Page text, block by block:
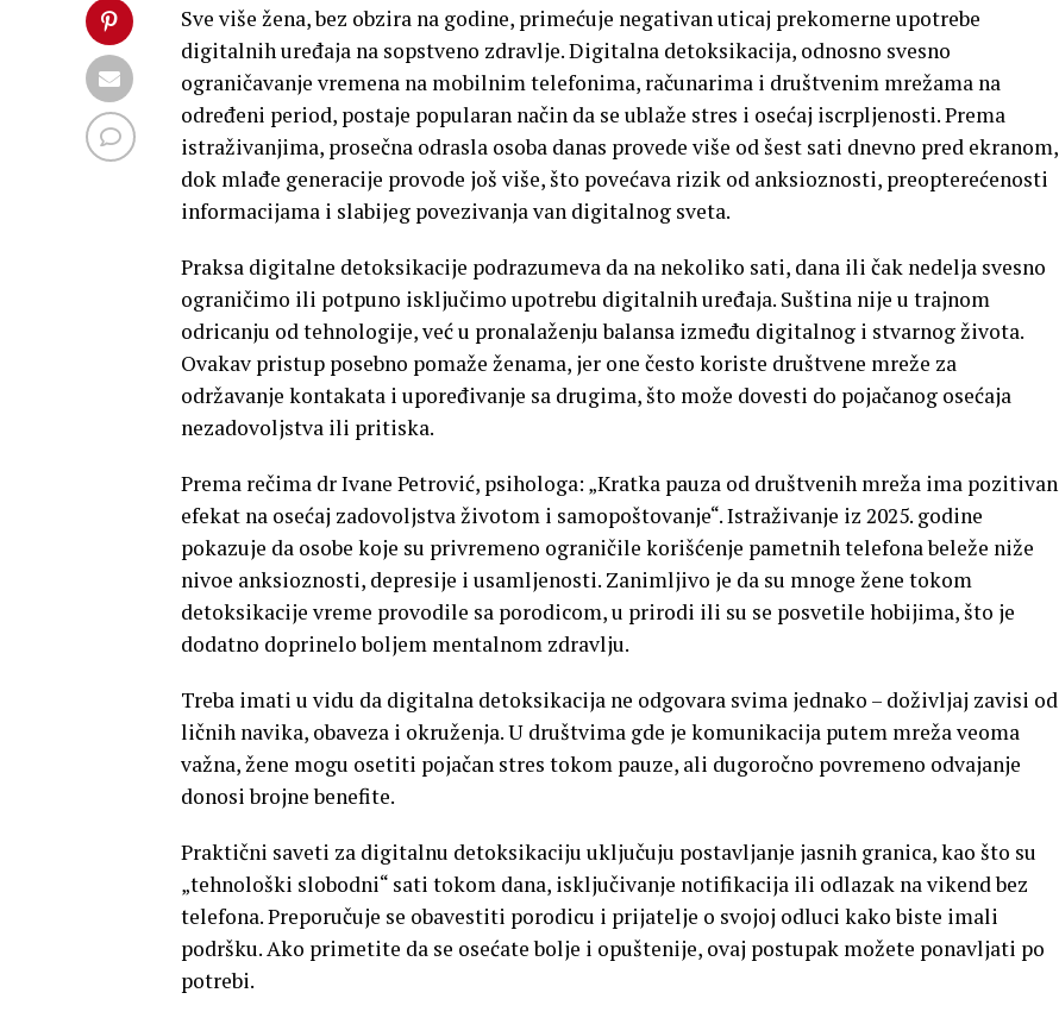
Sve više žena, bez obzira na godine, primećuje negativan uticaj prekomerne upotrebe
digitalnih uređaja na sopstveno zdravlje. Digitalna detoksikacija, odnosno svesno
ograničavanje vremena na mobilnim telefonima, računarima i društvenim mrežama na
određeni period, postaje popularan način da se ublaže stres i osećaj iscrpljenosti. Prema
istraživanjima, prosečna odrasla osoba danas provede više od šest sati dnevno pred ekranom,
dok mlađe generacije provode još više, što povećava rizik od anksioznosti, preopterećenosti
informacijama i slabijeg povezivanja van digitalnog sveta.
Praksa digitalne detoksikacije podrazumeva da na nekoliko sati, dana ili čak nedelja svesno
ograničimo ili potpuno isključimo upotrebu digitalnih uređaja. Suština nije u trajnom
odricanju od tehnologije, već u pronalaženju balansa između digitalnog i stvarnog života.
Ovakav pristup posebno pomaže ženama, jer one često koriste društvene mreže za
održavanje kontakata i upoređivanje sa drugima, što može dovesti do pojačanog osećaja
nezadovoljstva ili pritiska.
Prema rečima dr Ivane Petrović, psihologa: „Kratka pauza od društvenih mreža ima pozitivan
efekat na osećaj zadovoljstva životom i samopoštovanje“. Istraživanje iz 2025. godine
pokazuje da osobe koje su privremeno ograničile korišćenje pametnih telefona beleže niže
nivoe anksioznosti, depresije i usamljenosti. Zanimljivo je da su mnoge žene tokom
detoksikacije vreme provodile sa porodicom, u prirodi ili su se posvetile hobijima, što je
dodatno doprinelo boljem mentalnom zdravlju.
Treba imati u vidu da digitalna detoksikacija ne odgovara svima jednako – doživljaj zavisi od
ličnih navika, obaveza i okruženja. U društvima gde je komunikacija putem mreža veoma
važna, žene mogu osetiti pojačan stres tokom pauze, ali dugoročno povremeno odvajanje
donosi brojne benefite.
Praktični saveti za digitalnu detoksikaciju uključuju postavljanje jasnih granica, kao što su
„tehnološki slobodni“ sati tokom dana, isključivanje notifikacija ili odlazak na vikend bez
telefona. Preporučuje se obavestiti porodicu i prijatelje o svojoj odluci kako biste imali
podršku. Ako primetite da se osećate bolje i opuštenije, ovaj postupak možete ponavljati po
potrebi.